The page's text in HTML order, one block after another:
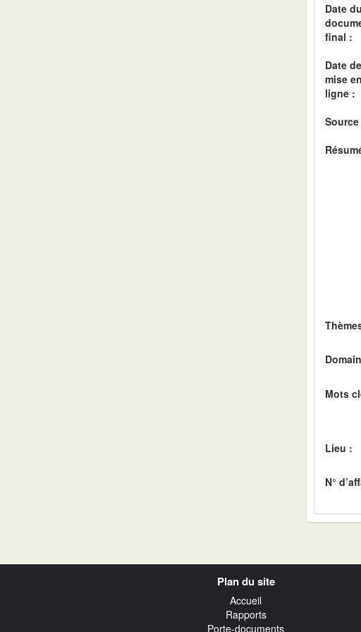
Date du
final :
Date de
mise en
ligne :
Source
Mots
Lieu :
N°
Plan du site
Accueil
Rapports
Porte-documents